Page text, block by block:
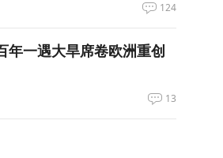
124
一遇大旱席卷欧洲重创
13